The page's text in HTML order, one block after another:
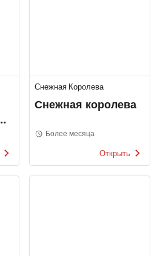
Снежная Королева
Снежная королева
Более месяца
Открыть